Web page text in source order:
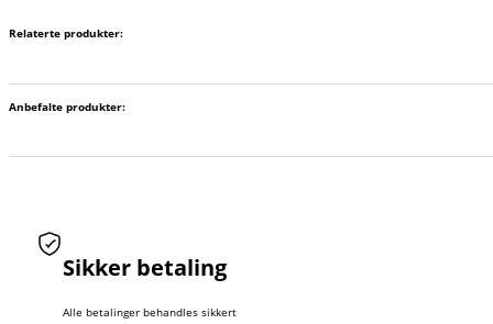
Relaterte produkter:
Anbefalte produkter:
Sikker betaling
Alle betalinger behandles sikkert